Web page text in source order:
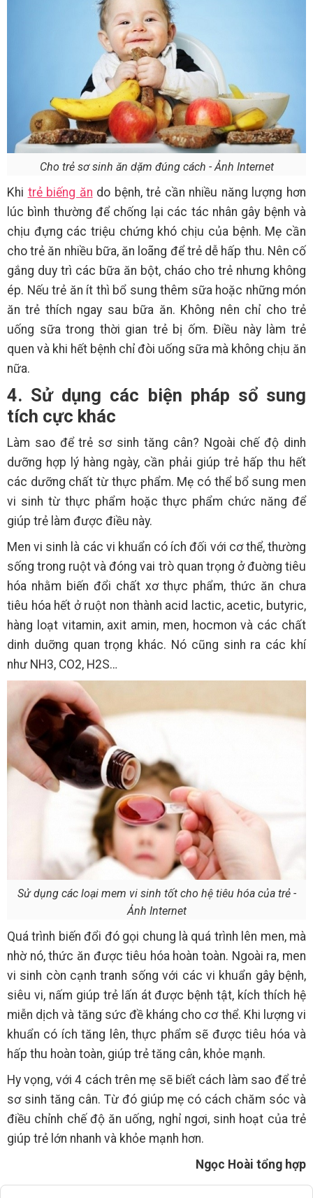
Cho trẻ sơ sinh ăn dặm đúng cách - Ảnh Internet
Khi trẻ biếng ăn do bệnh, trẻ cần nhiều năng lượng hơn
lúc bình thường để chống lại các tác nhân gây bệnh và
chịu đựng các triệu chứng khó chịu của bệnh. Mẹ cần
cho trẻ ăn nhiều bữa, ăn loãng để trẻ dễ hấp thu. Nên cố
gắng duy trì các bữa ăn bột, cháo cho trẻ nhưng không
ép. Nếu trẻ ăn ít thì bổ sung thêm sữa hoặc những món
ăn trẻ thích ngay sau bữa ăn. Không nên chỉ cho trẻ
uống sữa trong thời gian trẻ bị ốm. Điều này làm trẻ
quen và khi hết bệnh chỉ đòi uống sữa mà không chịu ăn
nữa.
4. Sử dụng các biện pháp sổ sung
tích cực khác
Làm sao để trẻ sơ sinh tăng cân? Ngoài chế độ dinh
dưỡng hợp lý hàng ngày, cần phải giúp trẻ hấp thu hết
các dưỡng chất từ thực phẩm. Mẹ có thể bổ sung men
vi sinh từ thực phẩm hoặc thực phẩm chức năng để
giúp trẻ làm được điều này.
Men vi sinh là các vi khuẩn có ích đối với cơ thể, thường
sống trong ruột và đóng vai trò quan trọng ở đuờng tiêu
hóa nhằm biến đổi chất xơ thực phẩm, thức ăn chưa
tiêu hóa hết ở ruột non thành acid lactic, acetic, butyric,
hàng loạt vitamin, axit amin, men, hocmon và các chất
dinh duỡng quan trọng khác. Nó cũng sinh ra các khí
như NH3, CO2, H2S…
Sử dụng các loại mem vi sinh tốt cho hệ tiêu hóa của trẻ -
Ảnh Internet
Quá trình biến đổi đó gọi chung là quá trình lên men, mà
nhờ nó, thức ăn được tiêu hóa hoàn toàn. Ngoài ra, men
vi sinh còn cạnh tranh sống với các vi khuẩn gây bệnh,
siêu vi, nấm giúp trẻ lấn át được bệnh tật, kích thích hệ
miễn dịch và tăng sức đề kháng cho cơ thể. Khi lượng vi
khuẩn có ích tăng lên, thực phẩm sẽ được tiêu hóa và
hấp thu hoàn toàn, giúp trẻ tăng cân, khỏe mạnh.
Hy vọng, với 4 cách trên mẹ sẽ biết cách làm sao để trẻ
sơ sinh tăng cân. Từ đó giúp mẹ có cách chăm sóc và
điều chỉnh chế độ ăn uống, nghỉ ngơi, sinh hoạt của trẻ
giúp trẻ lớn nhanh và khỏe mạnh hơn.
Ngọc Hoài tổng hợp